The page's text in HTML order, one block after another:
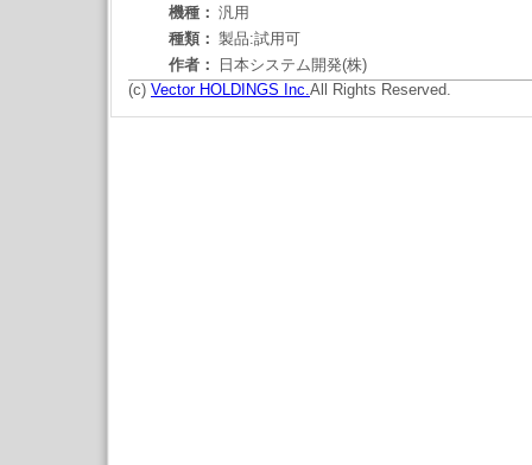
機種： 汎用
種類： 製品:試用可
作者：
日本システム開発(株)
(c) Vector HOLDINGS Inc.All Rights Reserved.